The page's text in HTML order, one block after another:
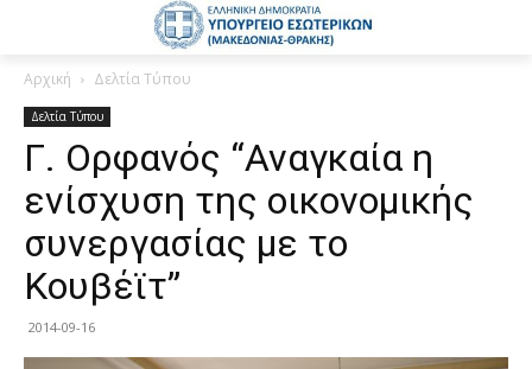
Αρχική Δελτία Τύπου
Δελτία Τύπου
Γ. Ορφανός “Αναγκαία η
ενίσχυση της οικονομικής
συνεργασίας με το
Κουβέϊτ”
2014-09-16